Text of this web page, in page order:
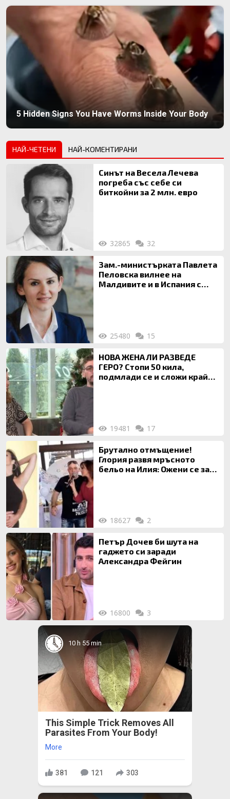
5 Hidden Signs You Have Worms Inside Your Body
НАЙ-ЧЕТЕНИ НАЙ-КОМЕНТИРАНИ
Синът на Весела Лечева
погреба със себе си
биткойни за 2 млн. евро
32865 32
Зам.-министърката Павлета
Пеловска вилнее на
Малдивите и в Испания с
25480 15
НОВА ЖЕНА ЛИ РАЗВЕДЕ
ГЕРО? Стопи 50 кила,
подмлади се и сложи край
19481 17
Брутално отмъщение!
Глория развя мръсното
бельо на Илия: Ожени се за
18627 2
Петър Дочев би шута на
гаджето си заради
Александра Фейгин
16800 3
10 h 55 min
This Simple Trick Removes All
Parasites From Your Body!
More
381 121 303